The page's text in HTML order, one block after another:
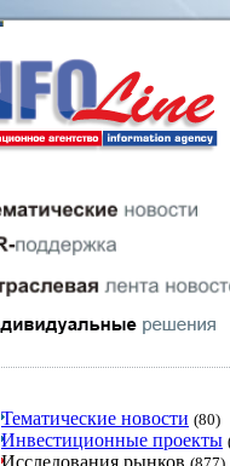
Тематические новости (80)
Инвестиционные проекты
Исследования рынков